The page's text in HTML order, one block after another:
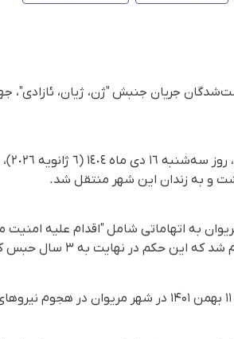
جریان جنبش "ژن، ژیان،
و به زندان این شهر منتقل شد.
به اتهاماتی شامل "اقدام علیه امنیت